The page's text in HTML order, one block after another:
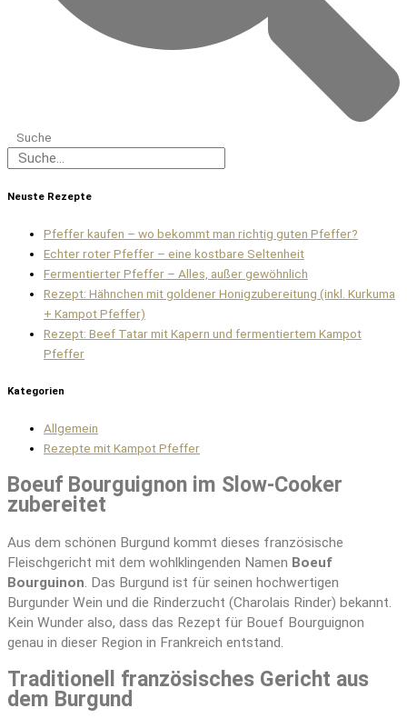
Suche
Neuste Rezepte
Pfeffer kaufen – wo bekommt man richtig guten Pfeffer?
Echter roter Pfeffer – eine kostbare Seltenheit
Fermentierter Pfeffer – Alles, außer gewöhnlich
Rezept: Hähnchen mit goldener Honigzubereitung (inkl. Kurkuma
+ Kampot Pfeffer)
Rezept: Beef Tatar mit Kapern und fermentiertem Kampot
Pfeffer
Kategorien
Allgemein
Rezepte mit Kampot Pfeffer
Boeuf Bourguignon im Slow-Cooker
zubereitet
Aus dem schönen Burgund kommt dieses französische
Fleischgericht mit dem wohlklingenden Namen Boeuf
Bourguinon. Das Burgund ist für seinen hochwertigen
Burgunder Wein und die Rinderzucht (Charolais Rinder) bekannt.
Kein Wunder also, dass das Rezept für Bouef Bourguignon
genau in dieser Region in Frankreich entstand.
Traditionell französisches Gericht aus
dem Burgund